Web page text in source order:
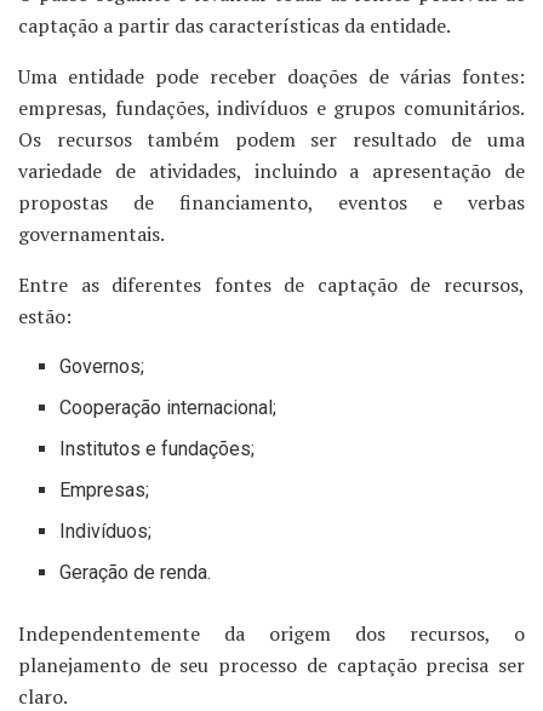
captação a partir das características da entidade.
Uma entidade pode receber doações de várias fontes:
empresas, fundações, indivíduos e grupos comunitários.
Os recursos também podem ser resultado de uma
variedade de atividades, incluindo a apresentação de
propostas de financiamento, eventos e verbas
governamentais.
Entre as diferentes fontes de captação de recursos,
estão:
Governos;
Cooperação internacional;
Institutos e fundações;
Empresas;
Indivíduos;
Geração de renda.
Independentemente da origem dos recursos, o
planejamento de seu processo de captação precisa ser
claro.